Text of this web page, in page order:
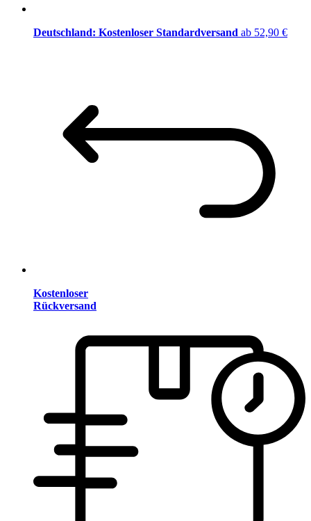
Deutschland: Kostenloser Standardversand ab 52,90 €
Kostenloser
Rückversand